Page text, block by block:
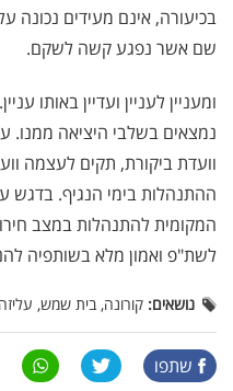
בכיעורה, אינם מעידים נכונה
שם אשר נפגע קשה לשקם.
ומעניין לעניין ועדיין באותו
נמצאים בשלבי היציאה ממנו.
וועדת ביקורת, תקים לעצמה
ההתנהלות בימי הנגיף. בדגש
המקומית להתנהלות במצב
לשת"פ ואמון מלא בשותפיה
נושאים: קורונה, בית שמש,
שתפו